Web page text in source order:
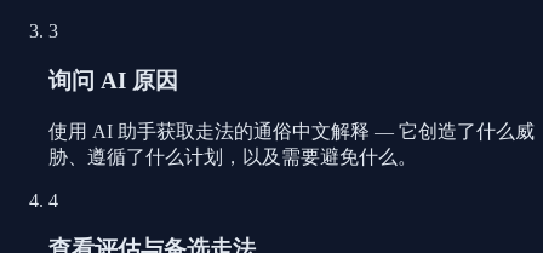
3
询问 AI 原因
使用 AI 助手获取走法的通俗中文解释 — 它创造了什么威
胁、遵循了什么计划，以及需要避免什么。
4